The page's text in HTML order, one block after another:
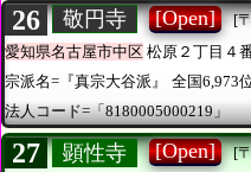
26 敬円寺 [Open]
[
愛知県名古屋市中区 松原２丁目４
宗派名=『真宗大谷派』
全国6,973
法人コード=「8180005000219」
27 顕性寺 [Open] [